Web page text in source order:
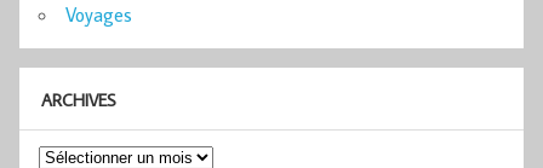
Voyages
ARCHIVES
Archives